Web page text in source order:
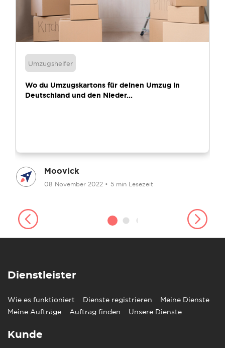
Umzugshelfer
Wo du Umzugskartons für deinen Umzug in
Deutschland und den Nieder...
Moovick
08 November 2022 • 5 min Lesezeit
Dienstleister
Wie es funktioniert Dienste registrieren
Meine Dienste
Meine Aufträge
Auftrag finden Unsere Dienste
Kunde